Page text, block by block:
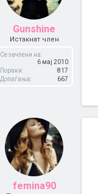
Gunshine
Истакнат член
Се зачлени на:
6 мај 2010
Пораки:
817
Допаѓања:
667
femina90